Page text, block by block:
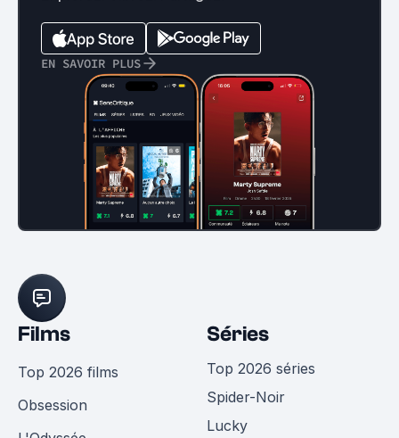
EN SAVOIR PLUS
Films
Top 2026 films
Obsession
Séries
Top 2026 séries
Spider-Noir
Lucky